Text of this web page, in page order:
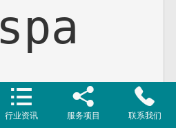

行业资讯

服务项目

联系我们